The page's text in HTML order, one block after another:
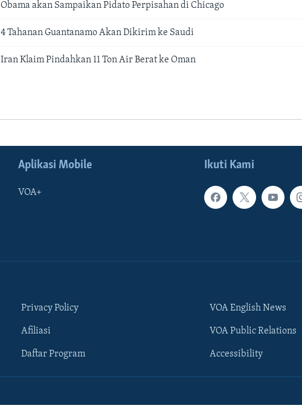
Obama akan Sampaikan Pidato Perpisahan di Chicago
4 Tahanan Guantanamo Akan Dikirim ke Saudi
Iran Klaim Pindahkan 11 Ton Air Berat ke Oman
Ikuti Kami
Aplikasi Mobile
VOA+
Privacy Policy
Afiliasi
Daftar Program
VOA English News
VOA Public Relations
Accessibility